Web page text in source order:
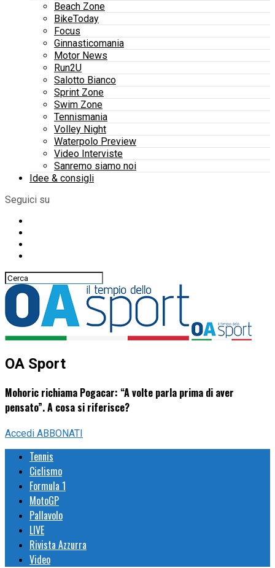
Beach Zone
BikeToday
Focus
Ginnasticomania
Motor News
Run2U
Salotto Bianco
Sprint Zone
Swim Zone
Tennismania
Volley Night
Waterpolo Preview
Video Interviste
Sanremo siamo noi
Idee & consigli
Seguici su
OA Sport
Mohoric richiama Pogacar: “A volte parla prima di aver
pensato”. A cosa si riferisce?
Accedi ABBONATI
Tennis
Ciclismo
Formula 1
MotoGP
Pallavolo
LIVE
Rivista Azzurra
Video